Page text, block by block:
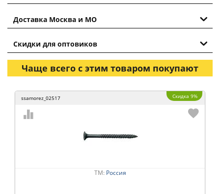
Доставка Москва и МО
Скидки для оптовиков
Чаще всего с этим товаром покупают
ssamorez_02517 Скидка 9%
ТМ: Россия